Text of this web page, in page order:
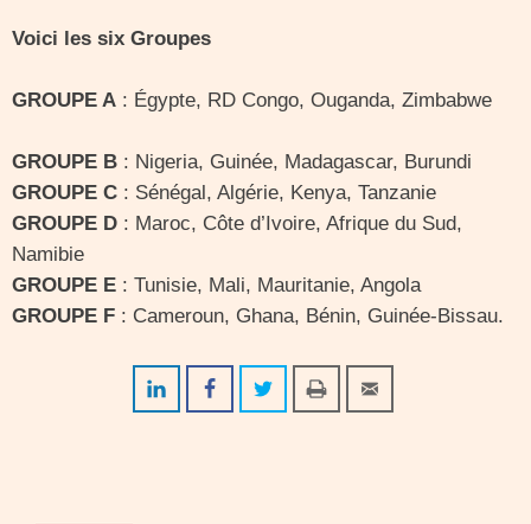
Voici les six Groupes
GROUPE A : Égypte, RD Congo, Ouganda, Zimbabwe
GROUPE B : Nigeria, Guinée, Madagascar, Burundi
GROUPE C : Sénégal, Algérie, Kenya, Tanzanie
GROUPE D : Maroc, Côte d’Ivoire, Afrique du Sud,
Namibie
GROUPE E : Tunisie, Mali, Mauritanie, Angola
GROUPE F : Cameroun, Ghana, Bénin, Guinée-Bissau.